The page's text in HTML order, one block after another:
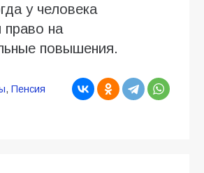
у человека
право на
повышения.
, Пенсия